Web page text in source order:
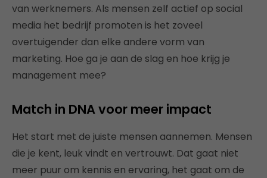
van werknemers. Als mensen zelf actief op social
media het bedrijf promoten is het zoveel
overtuigender dan elke andere vorm van
marketing. Hoe ga je aan de slag en hoe krijg je
management mee?
Match in DNA voor meer impact
Het start met de juiste mensen aannemen. Mensen
die je kent, leuk vindt en vertrouwt. Dat gaat niet
meer puur om kennis en ervaring, het gaat om de